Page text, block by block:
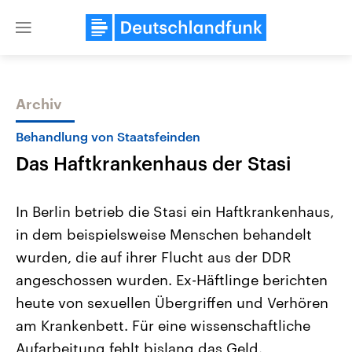
Close
Themen
Landtagswahl Sachsen-Anhalt
2026
Alle Informationen
Sachsen-Anhalt wählt am 6.
September 2026 einen neuen
Bundesland von einer Koalition aus
USA
Aktuelle Beiträge,
Hintergründe
Wirtschaftlich und
gehören die Vereinigten
mit großem Einfluss auf
Archiv
Behandlung von Staatsfeinden
Das Haftkrankenhaus der Stasi
In Berlin betrieb die Stasi ein Haftkrankenhaus,
in dem beispielsweise Menschen behandelt
wurden, die auf ihrer Flucht aus der DDR
angeschossen wurden. Ex-Häftlinge berichten
heute von sexuellen Übergriffen und Verhören
am Krankenbett. Für eine wissenschaftliche
Aufarbeitung fehlt bislang das Geld.